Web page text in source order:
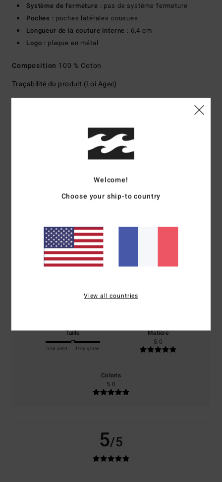
Système de fermeture : pas de système fermeture
Poches : poches latérales cousues
Longueur de la couture interne : 6,4 cm
Logo : plaque en métal
Composition 100 % Coton
Traçabilité du produit (Loi Agec)
Note moyenne
5.0/5
basé sur1 avis vérifiés
100% de nos clients recommandent ce produit
Taille
Trop petit Trop grand
Matière
5.0
Coloris
5.0
5/5
Welcome!
Choose your ship-to country
View all countries